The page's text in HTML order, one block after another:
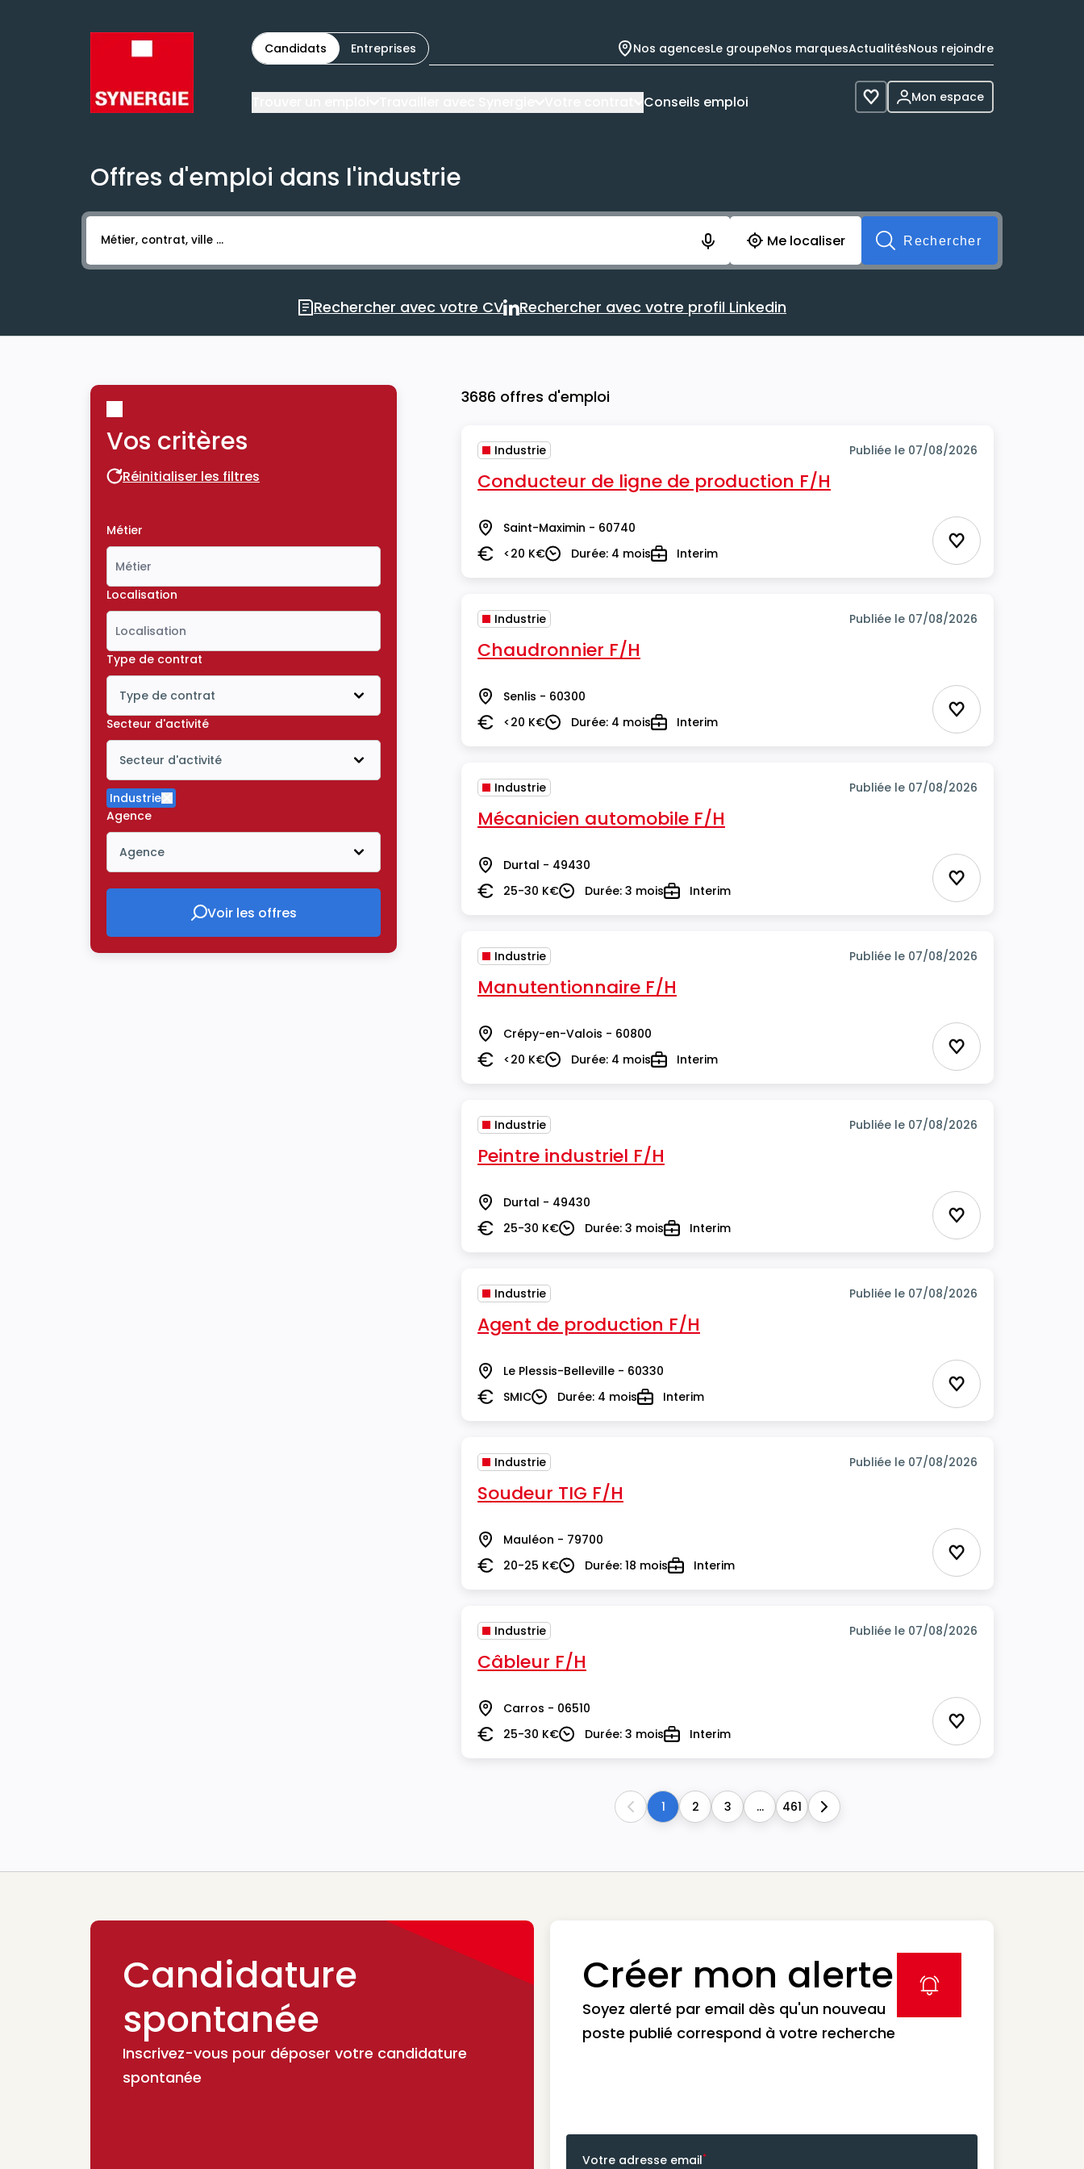
Candidats Entreprises Nos agencesLe groupeNos marquesActualitésNous rejoindre
Conseils emploi Voir les favoris
Mon espace
Offres d'emploi dans l'industrie
Activer l’élément pour lancer l’enregistrement. Vous aurez 10 secondes pour enregistrer votre recherche avant soumission du formulaire. Vous
Me localiser
Rechercher
Rechercher avec votre CV
Rechercher avec votre CV
Rechercher avec votre profil Linkedin
Rechercher avec votre profil Linkedin
Vos critères
Réinitialiser les filtres
Réinitialiser les filtres
Métier
Localisation
Type de contrat
Type de contrat
Icône ouvrir la liste déroulante
Secteur d'activité
Secteur d'activité
Icône ouvrir la liste déroulante
Industrie
Supprimer le critère Industrie
Agence
Agence
Icône ouvrir la liste déroulante
Voir les offres
Voir les offres
3686 offres d'emploi
Industrie Publiée le 07/08/2026
Conducteur de ligne de production F/H
Lieu Saint-Maximin - 60740
Salaire<20 K€DuréeDurée: 4 moisTypeInterim Ajouter aux
Industrie Publiée le 07/08/2026
Chaudronnier F/H
Lieu Senlis - 60300
Salaire<20 K€DuréeDurée: 4 moisTypeInterim Ajouter aux
Industrie Publiée le 07/08/2026
Mécanicien automobile F/H
Lieu Durtal - 49430
Salaire25-30 K€DuréeDurée: 3 moisTypeInterim Ajouter aux
Industrie Publiée le 07/08/2026
Manutentionnaire F/H
Lieu Crépy-en-Valois - 60800
Salaire<20 K€DuréeDurée: 4 moisTypeInterim Ajouter aux
Industrie Publiée le 07/08/2026
Peintre industriel F/H
Lieu Durtal - 49430
Salaire25-30 K€DuréeDurée: 3 moisTypeInterim Ajouter aux
Industrie Publiée le 07/08/2026
Agent de production F/H
Lieu Le Plessis-Belleville - 60330
Salaire
SMICDuréeDurée: 4 moisTypeInterim Ajouter aux
Industrie Publiée le 07/08/2026
Soudeur TIG F/H
Lieu Mauléon - 79700
Salaire20-25 K€DuréeDurée: 18 moisTypeInterim Ajouter aux
Industrie Publiée le 07/08/2026
Câbleur F/H
Lieu Carros - 06510
Salaire25-30 K€DuréeDurée: 3 moisTypeInterim Ajouter aux
Previous
1 2 3 ... 461 Next
Candidature
spontanée
Inscrivez-vous pour déposer votre candidature
spontanée
Créer mon alerte
Soyez alerté par email dès qu'un nouveau
poste publié correspond à votre recherche
label icon
Votre adresse email*